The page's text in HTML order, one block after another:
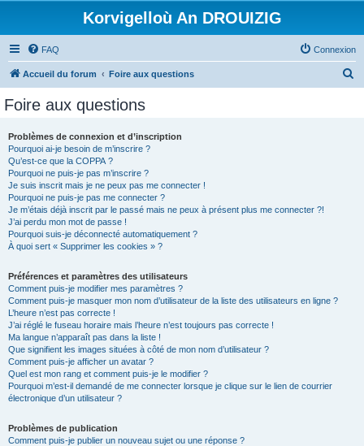
Korvigelloù An DROUIZIG
FAQ Connexion
Accueil du forum Foire aux questions
Foire aux questions
Problèmes de connexion et d’inscription
Pourquoi ai-je besoin de m’inscrire ?
Qu’est-ce que la COPPA ?
Pourquoi ne puis-je pas m’inscrire ?
Je suis inscrit mais je ne peux pas me connecter !
Pourquoi ne puis-je pas me connecter ?
Je m’étais déjà inscrit par le passé mais ne peux à présent plus me connecter ?!
J’ai perdu mon mot de passe !
Pourquoi suis-je déconnecté automatiquement ?
À quoi sert « Supprimer les cookies » ?
Préférences et paramètres des utilisateurs
Comment puis-je modifier mes paramètres ?
Comment puis-je masquer mon nom d’utilisateur de la liste des utilisateurs en ligne ?
L’heure n’est pas correcte !
J’ai réglé le fuseau horaire mais l’heure n’est toujours pas correcte !
Ma langue n’apparaît pas dans la liste !
Que signifient les images situées à côté de mon nom d’utilisateur ?
Comment puis-je afficher un avatar ?
Quel est mon rang et comment puis-je le modifier ?
Pourquoi m’est-il demandé de me connecter lorsque je clique sur le lien de courrier
électronique d’un utilisateur ?
Problèmes de publication
Comment puis-je publier un nouveau sujet ou une réponse ?